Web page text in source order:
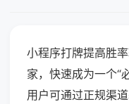
小程序打牌提高胜
家，快速成为一个“
用户可通过正规渠道